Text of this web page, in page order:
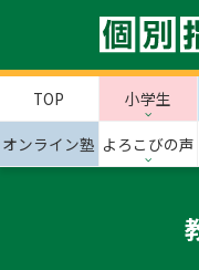
TOP 小学生
オンライン塾 よろこびの声